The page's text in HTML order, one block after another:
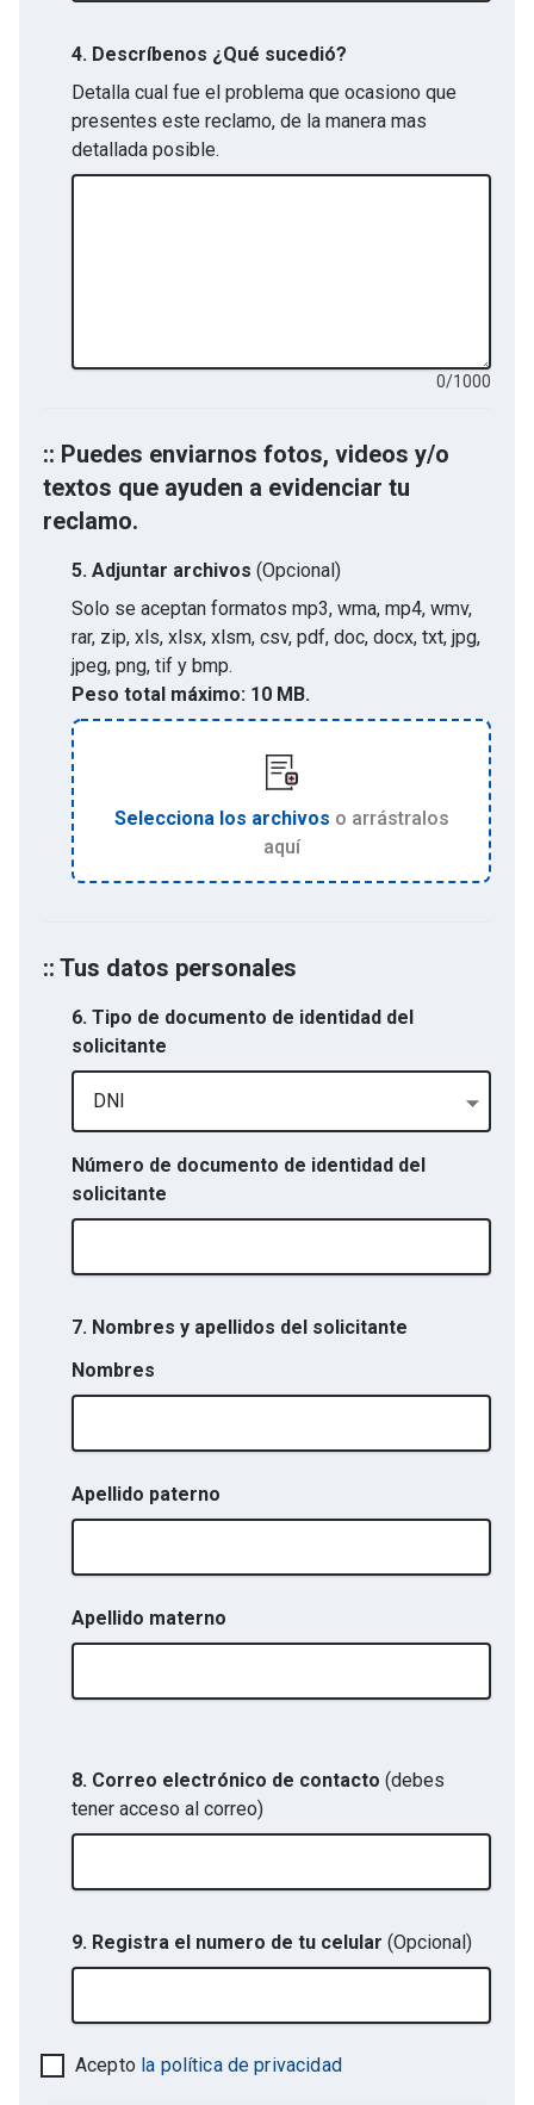
4. Descríbenos ¿Qué sucedió?
Detalla cual fue el problema que ocasiono que
presentes este reclamo, de la manera mas
detallada posible.
0/1000
:: Puedes enviarnos fotos, videos y/o
textos que ayuden a evidenciar tu
reclamo.
5. Adjuntar archivos (Opcional)
Solo se aceptan formatos mp3, wma, mp4, wmv,
rar, zip, xls, xlsx, xlsm, csv, pdf, doc, docx, txt, jpg,
jpeg, png, tif y bmp.
Peso total máximo: 10 MB.
Selecciona los archivos o arrástralos
aquí
:: Tus datos personales
6. Tipo de documento de identidad del
solicitante
DNI
Número de documento de identidad del
solicitante
7. Nombres y apellidos del solicitante
Nombres
Apellido paterno
Apellido materno
8. Correo electrónico de contacto (debes
tener acceso al correo)
9. Registra el numero de tu celular (Opcional)
Acepto la política de privacidad